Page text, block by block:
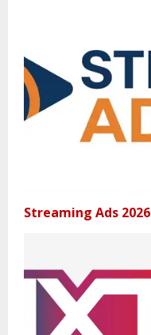
Streaming Ads 2026